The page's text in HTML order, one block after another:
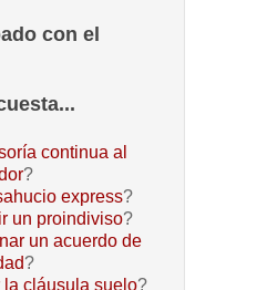
con el
continua al
?
express?
un proindiviso?
un acuerdo de
?
la cláusula suelo?